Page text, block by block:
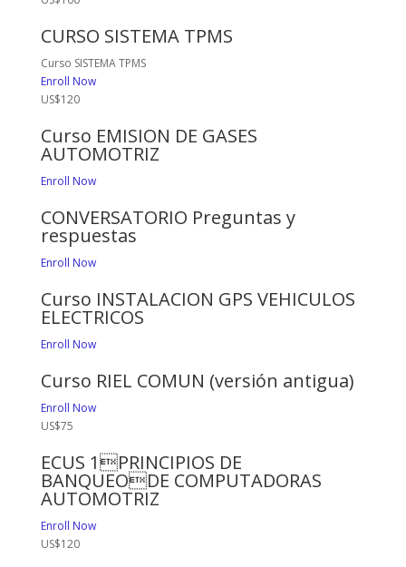
CURSO SISTEMA TPMS
Curso SISTEMA TPMS
Enroll Now
US$120
Curso EMISION DE GASES
AUTOMOTRIZ
Enroll Now
CONVERSATORIO Preguntas y
respuestas
Enroll Now
Curso INSTALACION GPS VEHICULOS
ELECTRICOS
Enroll Now
Curso RIEL COMUN (versión antigua)
Enroll Now
US$75
ECUS 1PRINCIPIOS DE
BANQUEODE COMPUTADORAS
AUTOMOTRIZ
Enroll Now
US$120